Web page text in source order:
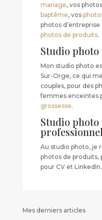
mariage, vos
baptême, vos
photos
photos de produits.
Studio
Mon studio photo
Sur-Orge, ce qui
couples, pour des
femmes enceintes
grossesse.
Studio
Au studio photo, je
photos de produits,
pour CV et LinkedIn.
Mes derniers articles